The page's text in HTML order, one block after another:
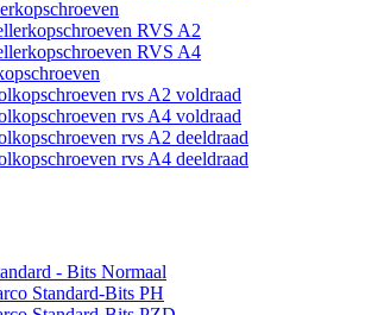
RVS A2
RVS A4
rvs A2 voldraad
rvs A4 voldraad
rvs A2 deeldraad
rvs A4 deeldraad
- Bits Normaal
Standard-Bits PH